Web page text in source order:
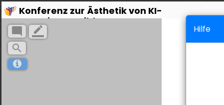
Hilfe
Konferenz zur Ästhetik von KI-
generierten Bildern
mode_comment
border_color
search